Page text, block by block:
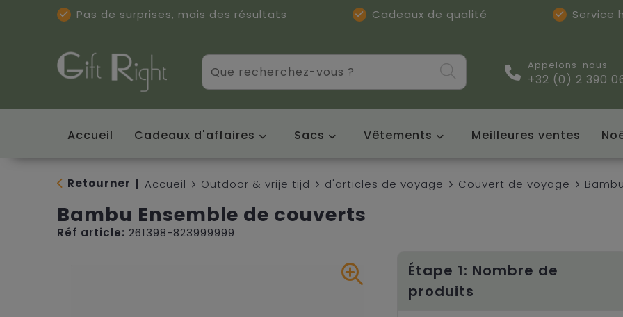
Pas de surprises, mais des résultats Cadeaux de qualité
Service
Appelons-nous
+32 (0) 2 390
Accueil Cadeaux d'affaires Sacs Vêtements Meilleures ventes
Retourner Accueil Outdoor & vrije tijd d'articles de voyage Couvert de voyage
Bambu Ensemble de couverts
Réf article: 261398-823999999
Étape 1: Nombre de
produits